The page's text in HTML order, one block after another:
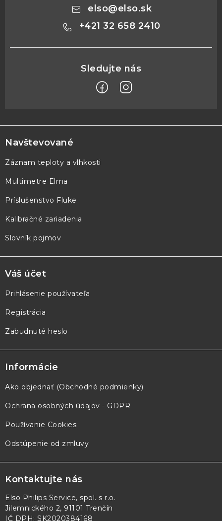
elso@elso.sk
+421 32 658 2410
á
p
ä
e
Navštevované
Záznam teploty a vlhkosti
Multimetre Elma
Príslušenstvo Fluke
Kalibračné zariadenia
Slovník pojmov
Váš účet
Prihlásenie používateľa
Registrácia
Zabudnuté heslo
Informácie
Ako objednať (Obchodné podmienky)
Ochrana osobných údajov - GDPR
Používanie Cookies
Odstúpenie od zmluvy
Kontaktujte nás
Elso Philips Service, spol. s r.o.
Jilemnického 2, 91101 Trenčín
IČ DPH: SK2020384168